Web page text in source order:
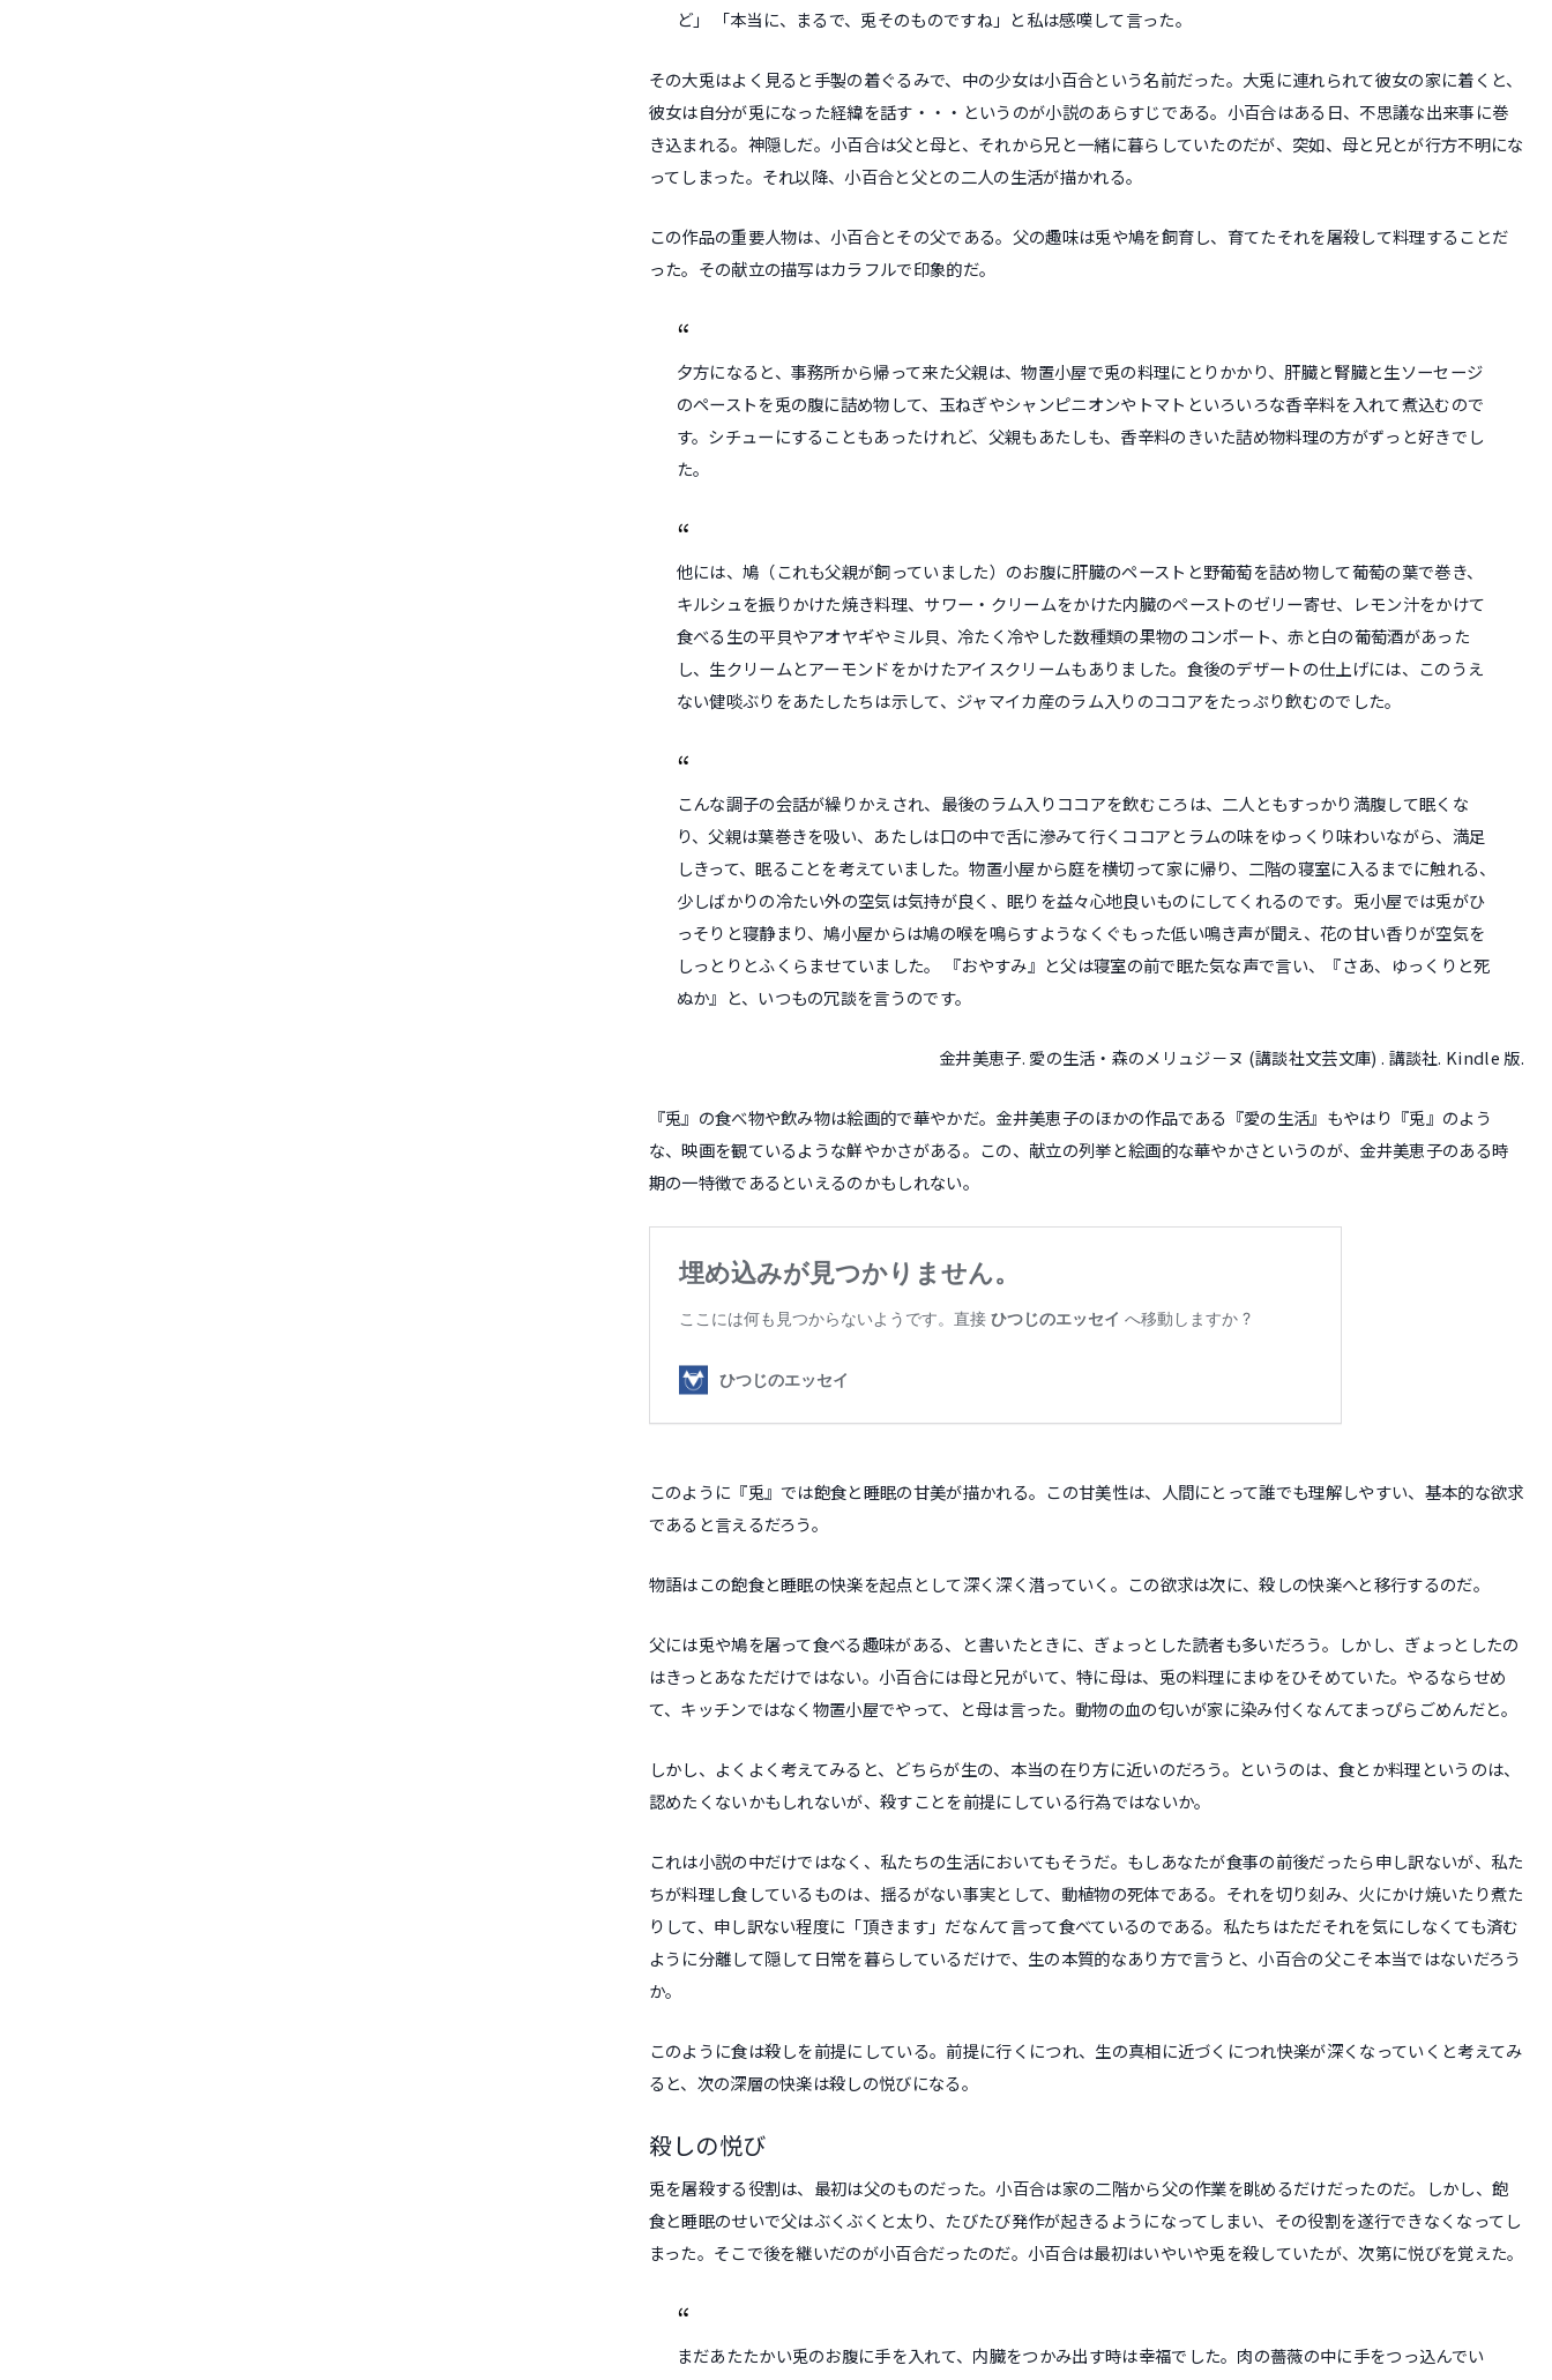
ど」 「本当に、まるで、兎そのものですね」と私は感嘆して言った。
その大兎はよく見ると手製の着ぐるみで、中の少女は小百合という名前だった。大兎に連れられて彼女の家に着くと、
彼女は自分が兎になった経緯を話す・・・というのが小説のあらすじである。小百合はある日、不思議な出来事に巻
き込まれる。神隠しだ。小百合は父と母と、それから兄と一緒に暮らしていたのだが、突如、母と兄とが行方不明にな
ってしまった。それ以降、小百合と父との二人の生活が描かれる。
この作品の重要人物は、小百合とその父である。父の趣味は兎や鳩を飼育し、育てたそれを屠殺して料理することだ
った。その献立の描写はカラフルで印象的だ。
夕方になると、事務所から帰って来た父親は、物置小屋で兎の料理にとりかかり、肝臓と腎臓と生ソーセージ
のペーストを兎の腹に詰め物して、玉ねぎやシャンピニオンやトマトといろいろな香辛料を入れて煮込むので
す。シチューにすることもあったけれど、父親もあたしも、香辛料のきいた詰め物料理の方がずっと好きでし
た。
他には、鳩（これも父親が飼っていました）のお腹に肝臓のペーストと野葡萄を詰め物して葡萄の葉で巻き、
キルシュを振りかけた焼き料理、サワー・クリームをかけた内臓のペーストのゼリー寄せ、レモン汁をかけて
食べる生の平貝やアオヤギやミル貝、冷たく冷やした数種類の果物のコンポート、赤と白の葡萄酒があった
し、生クリームとアーモンドをかけたアイスクリームもありました。食後のデザートの仕上げには、このうえ
ない健啖ぶりをあたしたちは示して、ジャマイカ産のラム入りのココアをたっぷり飲むのでした。
こんな調子の会話が繰りかえされ、最後のラム入りココアを飲むころは、二人ともすっかり満腹して眠くな
り、父親は葉巻きを吸い、あたしは口の中で舌に滲みて行くココアとラムの味をゆっくり味わいながら、満足
しきって、眠ることを考えていました。物置小屋から庭を横切って家に帰り、二階の寝室に入るまでに触れる、
少しばかりの冷たい外の空気は気持が良く、眠りを益々心地良いものにしてくれるのです。兎小屋では兎がひ
っそりと寝静まり、鳩小屋からは鳩の喉を鳴らすようなくぐもった低い鳴き声が聞え、花の甘い香りが空気を
しっとりとふくらませていました。 『おやすみ』と父は寝室の前で眠た気な声で言い、『さあ、ゆっくりと死
ぬか』と、いつもの冗談を言うのです。
金井美恵子. 愛の生活・森のメリュジ－ヌ (講談社文芸文庫) . 講談社. Kindle 版.
『兎』の食べ物や飲み物は絵画的で華やかだ。金井美恵子のほかの作品である『愛の生活』もやはり『兎』のよう
な、映画を観ているような鮮やかさがある。この、献立の列挙と絵画的な華やかさというのが、金井美恵子のある時
期の一特徴であるといえるのかもしれない。
このように『兎』では飽食と睡眠の甘美が描かれる。この甘美性は、人間にとって誰でも理解しやすい、基本的な欲求
であると言えるだろう。
物語はこの飽食と睡眠の快楽を起点として深く深く潜っていく。この欲求は次に、殺しの快楽へと移行するのだ。
父には兎や鳩を屠って食べる趣味がある、と書いたときに、ぎょっとした読者も多いだろう。しかし、ぎょっとしたの
はきっとあなただけではない。小百合には母と兄がいて、特に母は、兎の料理にまゆをひそめていた。やるならせめ
て、キッチンではなく物置小屋でやって、と母は言った。動物の血の匂いが家に染み付くなんてまっぴらごめんだと。
しかし、よくよく考えてみると、どちらが生の、本当の在り方に近いのだろう。というのは、食とか料理というのは、
認めたくないかもしれないが、殺すことを前提にしている行為ではないか。
これは小説の中だけではなく、私たちの生活においてもそうだ。もしあなたが食事の前後だったら申し訳ないが、私た
ちが料理し食しているものは、揺るがない事実として、動植物の死体である。それを切り刻み、火にかけ焼いたり煮た
りして、申し訳ない程度に「頂きます」だなんて言って食べているのである。私たちはただそれを気にしなくても済む
ように分離して隠して日常を暮らしているだけで、生の本質的なあり方で言うと、小百合の父こそ本当ではないだろう
か。
このように食は殺しを前提にしている。前提に行くにつれ、生の真相に近づくにつれ快楽が深くなっていくと考えてみ
ると、次の深層の快楽は殺しの悦びになる。
殺しの悦び
兎を屠殺する役割は、最初は父のものだった。小百合は家の二階から父の作業を眺めるだけだったのだ。しかし、飽
食と睡眠のせいで父はぶくぶくと太り、たびたび発作が起きるようになってしまい、その役割を遂行できなくなってし
まった。そこで後を継いだのが小百合だったのだ。小百合は最初はいやいや兎を殺していたが、次第に悦びを覚えた。
まだあたたかい兎のお腹に手を入れて、内臓をつかみ出す時は幸福でした。肉の薔薇の中に手をつっ込んでい